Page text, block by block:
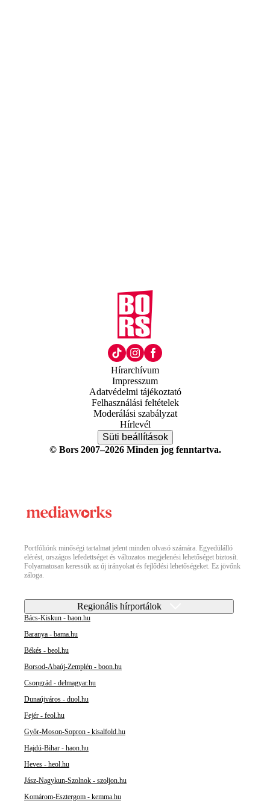
Hírarchívum
Impresszum
Adatvédelmi tájékoztató
Felhasználási feltételek
Moderálási szabályzat
Hírlevél
Süti beállítások
© Bors 2007–2026 Minden jog fenntartva.
Portfóliónk minőségi tartalmat jelent minden olvasó számára. Egyedülálló
elérést, országos lefedettséget és változatos megjelenési lehetőséget biztosít.
Folyamatosan keressük az új irányokat és fejlődési lehetőségeket. Ez jövőnk
záloga.
Regionális hírportálok
Bács-Kiskun - baon.hu
Baranya - bama.hu
Békés - beol.hu
Borsod-Abaúj-Zemplén - boon.hu
Csongrád - delmagyar.hu
Dunaújváros - duol.hu
Fejér - feol.hu
Győr-Moson-Sopron - kisalfold.hu
Hajdú-Bihar - haon.hu
Heves - heol.hu
Jász-Nagykun-Szolnok - szoljon.hu
Komárom-Esztergom - kemma.hu